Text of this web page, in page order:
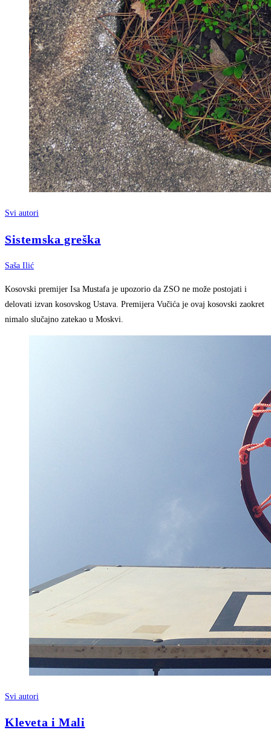
Svi autori
Sistemska greška
Saša Ilić
Kosovski premijer Isa Mustafa je upozorio da ZSO ne može postojati i
delovati izvan kosovskog Ustava. Premijera Vučića je ovaj kosovski zaokret
nimalo slučajno zatekao u Moskvi.
Svi autori
Kleveta i Mali